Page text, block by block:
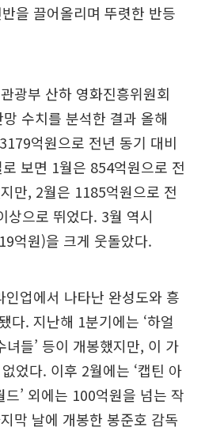
을 끌어올리며 뚜렷한 반등
광부 산하 영화진흥위원회
수치를 분석한 결과 올해
억원으로 전년 동기 대비
보면 1월은 854억원으로 전
만, 2월은 1185억원으로 전
상으로 뛰었다. 3월 역시
억원)을 크게 웃돌았다.
업에서 나타난 완성도와 흥
다. 지난해 1분기에는 ‘하얼
녀들’ 등이 개봉했지만, 이 가
었다. 이후 2월에는 ‘캡틴 아
’ 외에는 100억원을 넘는 작
막 날에 개봉한 봉준호 감독